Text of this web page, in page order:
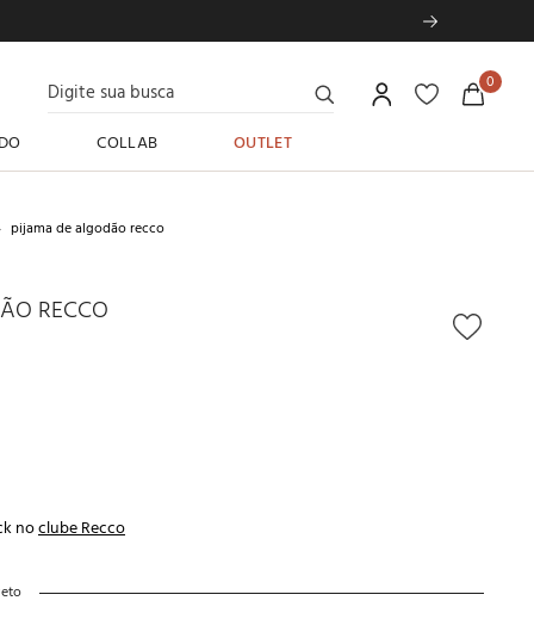
Digite sua busca 0
COLLAB OUTLET
pijama de algodão recco
RECCO
noclube Recco